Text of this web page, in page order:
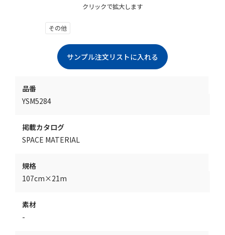
クリックで拡大します
その他
品番
YSM5284
掲載カタログ
SPACE MATERIAL
規格
107cm×21m
素材
-